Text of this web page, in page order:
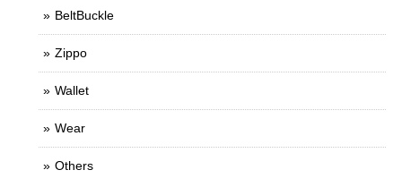
BeltBuckle
Zippo
Wallet
Wear
Others